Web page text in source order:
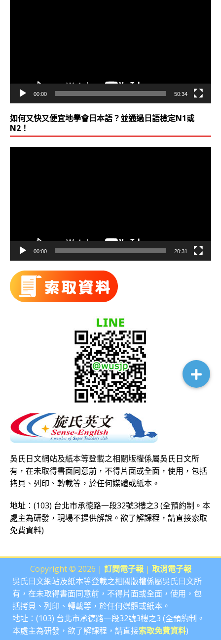
00:00 50:34
如何又快又便宜地學會日本語？並通過日語檢定N1或
N2！
00:00 20:31
吳氏日文網站及紙本等登載之相關版權係屬吳氏日文所
有，在未取得書面同意前，不得片面或全面，使用，包括
拷貝、列印、轉載等，於任何媒體或紙本。
地址：(103) 台北市承德路一段32號3樓之3 (全預約制。本
處主為研發，現場不提供解說。欲了解課程，請直接索取
免費資料)
Copyright © 2026 | 訂閱電子報| 取消電子報
吳氏日文網站及紙本等登載之相關版權係屬吳氏日文所
有，在未取得書面同意前，不得片面或全面，使用，包
括拷貝、列印、轉載等，於任何媒體或紙本。
地址：(103) 台北市承德路一段32號3樓之3 (全預約制。
本處主為研發，欲了解課程，請直接索取免費資料)